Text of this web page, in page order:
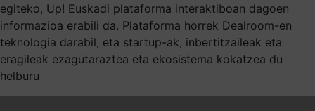
egiteko, Up! Euskadi plataforma interaktiboan dagoen
informazioa erabili da. Plataforma horrek Dealroom-en
teknologia darabil, eta startup-ak, inbertitzaileak eta
eragileak ezagutaraztea eta ekosistema kokatzea du
helburu